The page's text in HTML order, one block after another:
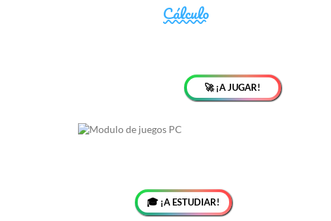
🚀 ¡A JUGAR!
🎓 ¡A ESTUDIAR!